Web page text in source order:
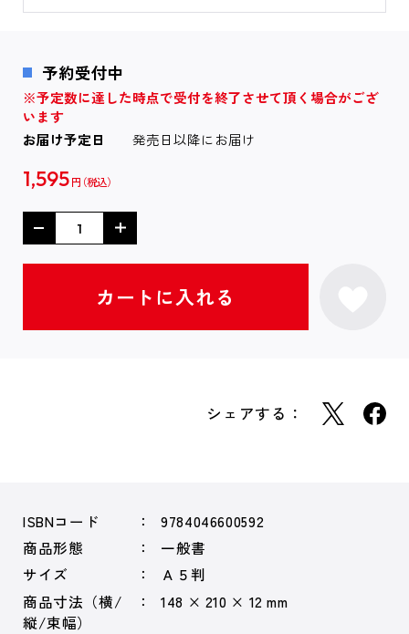
予約受付中
※予定数に達した時点で受付を終了させて頂く場合がござ
います
お届け予定日
発売日以降にお届け
1,595 円
シェアする：
ISBNコード
9784046600592
商品形態
一般書
サイズ
Ａ５判
商品寸法（横/
縦/束幅）
148 × 210 × 12 mm